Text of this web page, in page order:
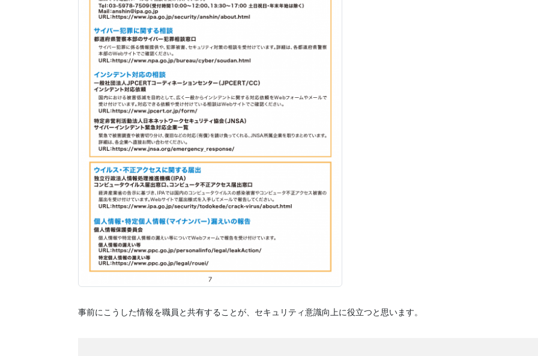
事前にこうした情報を職員と共有することが、セキュリティ意識向上に役立つと思います。